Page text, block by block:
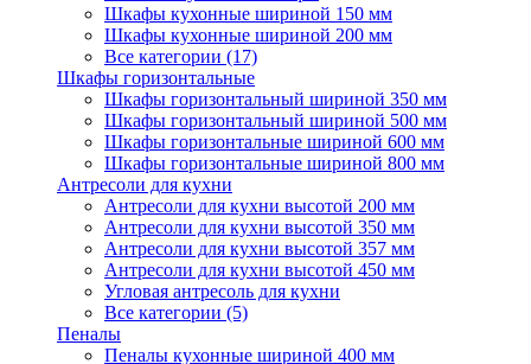
Шкафы кухонные шириной 150 мм
Шкафы кухонные шириной 200 мм
Все категории (17)
Шкафы горизонтальные
Шкафы горизонтальный шириной 350 мм
Шкафы горизонтальный шириной 500 мм
Шкафы горизонтальные шириной 600 мм
Шкафы горизонтальные шириной 800 мм
Антресоли для кухни
Антресоли для кухни высотой 200 мм
Антресоли для кухни высотой 350 мм
Антресоли для кухни высотой 357 мм
Антресоли для кухни высотой 450 мм
Угловая антресоль для кухни
Все категории (5)
Пеналы
Пеналы кухонные шириной 400 мм